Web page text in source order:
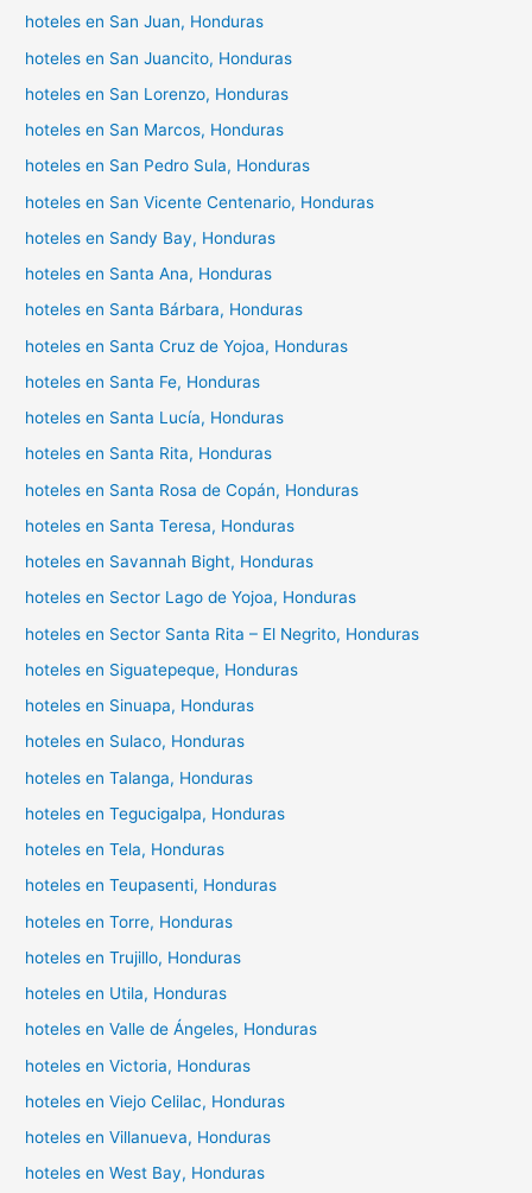
hoteles en San Juan, Honduras
hoteles en San Juancito, Honduras
hoteles en San Lorenzo, Honduras
hoteles en San Marcos, Honduras
hoteles en San Pedro Sula, Honduras
hoteles en San Vicente Centenario, Honduras
hoteles en Sandy Bay, Honduras
hoteles en Santa Ana, Honduras
hoteles en Santa Bárbara, Honduras
hoteles en Santa Cruz de Yojoa, Honduras
hoteles en Santa Fe, Honduras
hoteles en Santa Lucía, Honduras
hoteles en Santa Rita, Honduras
hoteles en Santa Rosa de Copán, Honduras
hoteles en Santa Teresa, Honduras
hoteles en Savannah Bight, Honduras
hoteles en Sector Lago de Yojoa, Honduras
hoteles en Sector Santa Rita – El Negrito, Honduras
hoteles en Siguatepeque, Honduras
hoteles en Sinuapa, Honduras
hoteles en Sulaco, Honduras
hoteles en Talanga, Honduras
hoteles en Tegucigalpa, Honduras
hoteles en Tela, Honduras
hoteles en Teupasenti, Honduras
hoteles en Torre, Honduras
hoteles en Trujillo, Honduras
hoteles en Utila, Honduras
hoteles en Valle de Ángeles, Honduras
hoteles en Victoria, Honduras
hoteles en Viejo Celilac, Honduras
hoteles en Villanueva, Honduras
hoteles en West Bay, Honduras